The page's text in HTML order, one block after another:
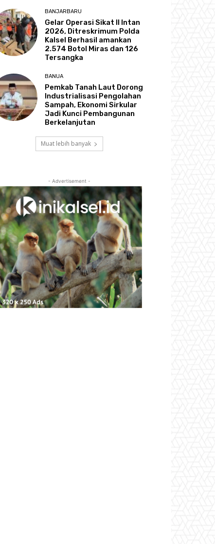
BANJARBARU
Gelar Operasi Sikat II Intan
2026, Ditreskrimum Polda
Kalsel Berhasil amankan
2.574 Botol Miras dan 126
Tersangka
BANUA
Pemkab Tanah Laut Dorong
Industrialisasi Pengolahan
Sampah, Ekonomi Sirkular
Jadi Kunci Pembangunan
Berkelanjutan
Muat lebih banyak
- Advertisement -